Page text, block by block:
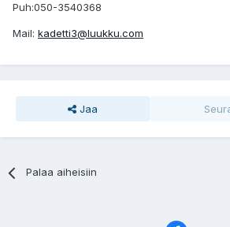
Puh:050-3540368
Mail: kadetti3@luukku.com
Jaa
Palaa aiheisiin